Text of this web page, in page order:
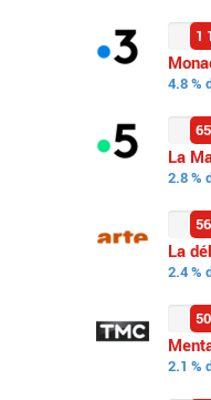
4.8 %
1
La
2.8 %
La
2.4 %
2.1 %